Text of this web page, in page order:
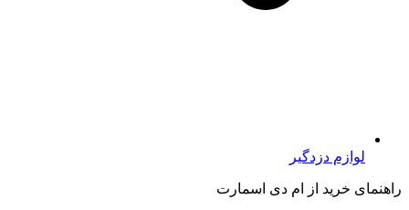
لوازم دزدگیر
راهنمای خرید از ام دی اسمارت